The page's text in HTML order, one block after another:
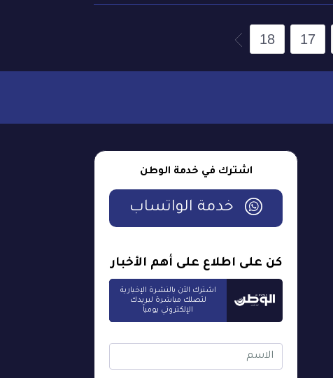
17
18
اشترك في خدمة الوطن
خدمة الواتساب
كن على اطلاع على أهم الأخبار
اشترك الآن بالنشرة الإخبارية
لتصلك مباشرة لبريدك
الإلكتروني يومياً